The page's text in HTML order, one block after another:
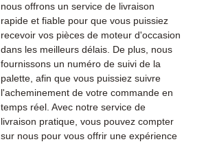
nous offrons un service de livraison
rapide et fiable pour que vous puissiez
recevoir vos pièces de moteur d'occasion
dans les meilleurs délais. De plus, nous
fournissons un numéro de suivi de la
palette, afin que vous puissiez suivre
l'acheminement de votre commande en
temps réel. Avec notre service de
livraison pratique, vous pouvez compter
sur nous pour vous offrir une expérience